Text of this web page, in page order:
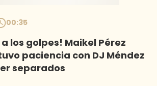
00:35
a los golpes! Maikel Pérez
paciencia con DJ Méndez
separados